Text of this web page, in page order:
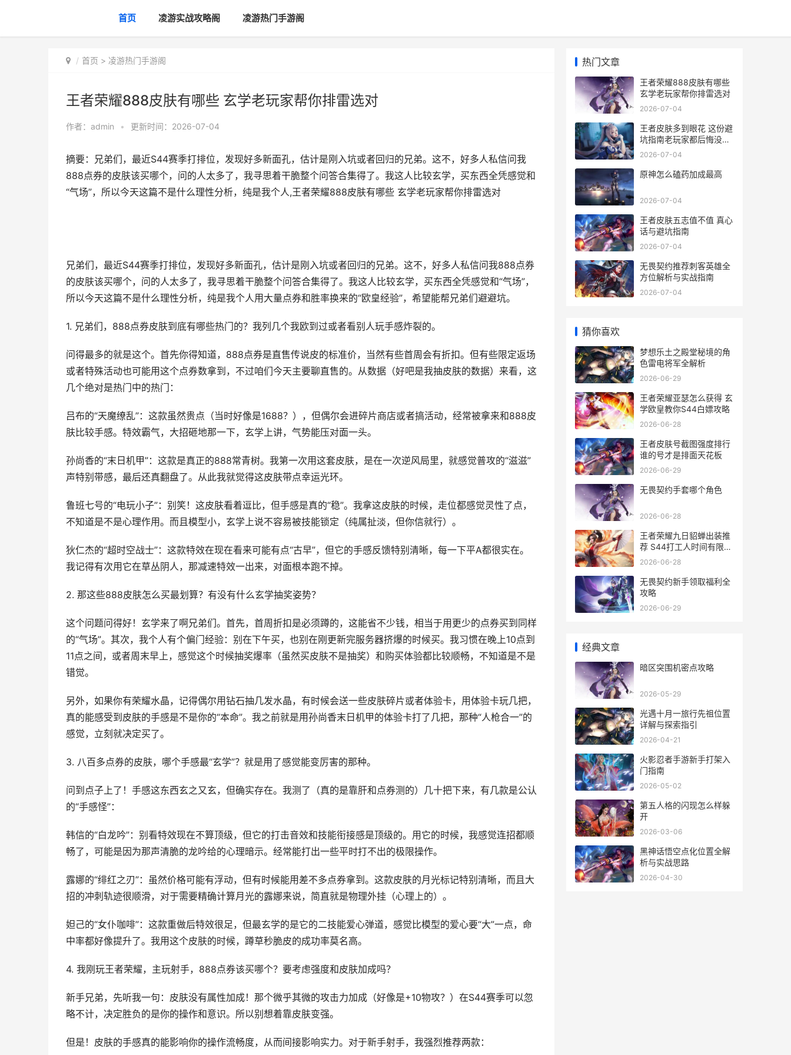
首页 凌游实战攻略阁 凌游热门手游阁
首页 > 凌游热门手游阁
王者荣耀888皮肤有哪些 玄学老玩家帮你排雷选对
作者： admin • 更新时间：2026-07-04
摘要：兄弟们，最近S44赛季打排位，发现好多新面孔，估计是刚入坑或者回归的兄弟。这不，好多人私信问我
888点券的皮肤该买哪个，问的人太多了，我寻思着干脆整个问答合集得了。我这人比较玄学，买东西全凭感觉和
“气场”，所以今天这篇不是什么理性分析，纯是我个人,王者荣耀888皮肤有哪些 玄学老玩家帮你排雷选对
兄弟们，最近S44赛季打排位，发现好多新面孔，估计是刚入坑或者回归的兄弟。这不，好多人私信问我888点券
的皮肤该买哪个，问的人太多了，我寻思着干脆整个问答合集得了。我这人比较玄学，买东西全凭感觉和“气场”，
所以今天这篇不是什么理性分析，纯是我个人用大量点券和胜率换来的“欧皇经验”，希望能帮兄弟们避避坑。
1. 兄弟们，888点券皮肤到底有哪些热门的？我列几个我欧到过或者看别人玩手感炸裂的。
问得最多的就是这个。首先你得知道，888点券是直售传说皮的标准价，当然有些首周会有折扣。但有些限定返场
或者特殊活动也可能用这个点券数拿到，不过咱们今天主要聊直售的。从数据（好吧是我抽皮肤的数据）来看，这
几个绝对是热门中的热门：
吕布的“天魔缭乱”：这款虽然贵点（当时好像是1688？），但偶尔会进碎片商店或者搞活动，经常被拿来和888皮
肤比较手感。特效霸气，大招砸地那一下，玄学上讲，气势能压对面一头。
孙尚香的“末日机甲”：这款是真正的888常青树。我第一次用这套皮肤，是在一次逆风局里，就感觉普攻的“滋滋”
声特别带感，最后还真翻盘了。从此我就觉得这皮肤带点幸运光环。
鲁班七号的“电玩小子”：别笑！这皮肤看着逗比，但手感是真的“稳”。我拿这皮肤的时候，走位都感觉灵性了点，
不知道是不是心理作用。而且模型小，玄学上说不容易被技能锁定（纯属扯淡，但你信就行）。
狄仁杰的“超时空战士”：这款特效在现在看来可能有点“古早”，但它的手感反馈特别清晰，每一下平A都很实在。
我记得有次用它在草丛阴人，那减速特效一出来，对面根本跑不掉。
2. 那这些888皮肤怎么买最划算？有没有什么玄学抽奖姿势？
这个问题问得好！玄学来了啊兄弟们。首先，首周折扣是必须蹲的，这能省不少钱，相当于用更少的点券买到同样
的“气场”。其次，我个人有个偏门经验：别在下午买，也别在刚更新完服务器挤爆的时候买。我习惯在晚上10点到
11点之间，或者周末早上，感觉这个时候抽奖爆率（虽然买皮肤不是抽奖）和购买体验都比较顺畅，不知道是不是
错觉。
另外，如果你有荣耀水晶，记得偶尔用钻石抽几发水晶，有时候会送一些皮肤碎片或者体验卡，用体验卡玩几把，
真的能感受到皮肤的手感是不是你的“本命”。我之前就是用孙尚香末日机甲的体验卡打了几把，那种“人枪合一”的
感觉，立刻就决定买了。
3. 八百多点券的皮肤，哪个手感最“玄学”？就是用了感觉能变厉害的那种。
问到点子上了！手感这东西玄之又玄，但确实存在。我测了（真的是靠肝和点券测的）几十把下来，有几款是公认
的“手感怪”：
韩信的“白龙吟”：别看特效现在不算顶级，但它的打击音效和技能衔接感是顶级的。用它的时候，我感觉连招都顺
畅了，可能是因为那声清脆的龙吟给的心理暗示。经常能打出一些平时打不出的极限操作。
露娜的“绯红之刃”：虽然价格可能有浮动，但有时候能用差不多点券拿到。这款皮肤的月光标记特别清晰，而且大
招的冲刺轨迹很顺滑，对于需要精确计算月光的露娜来说，简直就是物理外挂（心理上的）。
妲己的“女仆咖啡”：这款重做后特效很足，但最玄学的是它的二技能爱心弹道，感觉比模型的爱心要“大”一点，命
中率都好像提升了。我用这个皮肤的时候，蹲草秒脆皮的成功率莫名高。
4. 我刚玩王者荣耀，主玩射手，888点券该买哪个？要考虑强度和皮肤加成吗？
新手兄弟，先听我一句：皮肤没有属性加成！那个微乎其微的攻击力加成（好像是+10物攻？）在S44赛季可以忽
略不计，决定胜负的是你的操作和意识。所以别想着靠皮肤变强。
但是！皮肤的手感真的能影响你的操作流畅度，从而间接影响实力。对于新手射手，我强烈推荐两款：
热门文章
王者荣耀888皮肤有哪些
玄学老玩家帮你排雷选对
2026-07-04
王者皮肤多到眼花 这份避
坑指南老玩家都后悔没早
看
2026-07-04
原神怎么磕药加成最高
2026-07-04
王者皮肤五志值不值 真心
话与避坑指南
2026-07-04
无畏契约推荐刺客英雄全
方位解析与实战指南
2026-07-04
猜你喜欢
梦想乐土之殿堂秘境的角
色雷电将军全解析
2026-06-29
王者荣耀亚瑟怎么获得 玄
学欧皇教你S44白嫖攻略
2026-06-28
王者皮肤号截图强度排行
谁的号才是排面天花板
2026-06-29
无畏契约手套哪个角色
2026-06-28
王者荣耀九日貂蝉出装推
荐 S44打工人时间有限这
样出
2026-06-28
无畏契约新手领取福利全
攻略
2026-06-29
经典文章
暗区突围机密点攻略
2026-05-29
光遇十月一旅行先祖位置
详解与探索指引
2026-04-21
火影忍者手游新手打架入
门指南
2026-05-02
第五人格的闪现怎么样躲
开
2026-03-06
黑神话悟空点化位置全解
析与实战思路
2026-04-30